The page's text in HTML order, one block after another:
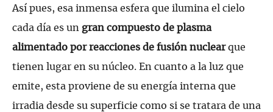
Así pues, esa inmensa esfera que ilumina el cielo
cada día es un gran compuesto de plasma
alimentado por reacciones de fusión nuclearque
tienen lugar en su núcleo. En cuanto a la luz que
emite, esta proviene de su energía interna que
irradia desde su superficie como si se tratara de una